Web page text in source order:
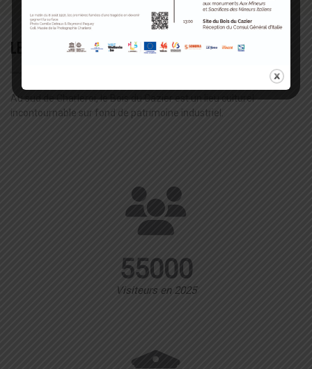
LE BOIS DU CAZIER
Au sud de Charleroi, le Bois du Cazier est un lieu culturel
incontournable sur fond de patrimoine industriel.
55000
Visiteurs en 2025